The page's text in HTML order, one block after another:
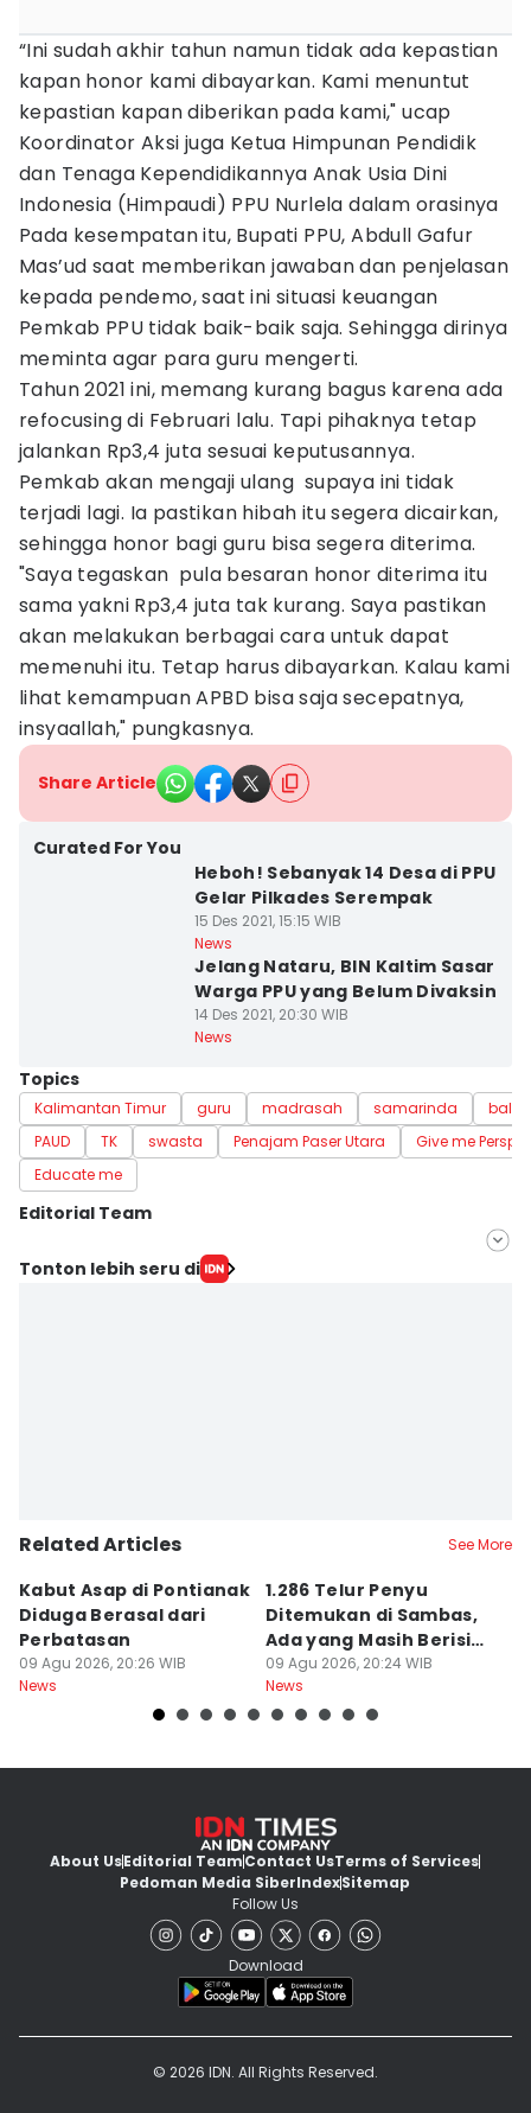
“Ini sudah akhir tahun namun tidak ada kepastian
kapan honor kami dibayarkan. Kami menuntut
kepastian kapan diberikan pada kami," ucap
Koordinator Aksi juga Ketua Himpunan Pendidik
dan Tenaga Kependidikannya Anak Usia Dini
Indonesia (Himpaudi) PPU Nurlela dalam orasinya
Pada kesempatan itu, Bupati PPU, Abdull Gafur
Mas’ud saat memberikan jawaban dan penjelasan
kepada pendemo, saat ini situasi keuangan
Pemkab PPU tidak baik-baik saja. Sehingga dirinya
meminta agar para guru mengerti.
Tahun 2021 ini, memang kurang bagus karena ada
refocusing di Februari lalu. Tapi pihaknya tetap
jalankan Rp3,4 juta sesuai keputusannya.
Pemkab akan mengaji ulang supaya ini tidak
terjadi lagi. Ia pastikan hibah itu segera dicairkan,
sehingga honor bagi guru bisa segera diterima.
"Saya tegaskan pula besaran honor diterima itu
sama yakni Rp3,4 juta tak kurang. Saya pastikan
akan melakukan berbagai cara untuk dapat
memenuhi itu. Tetap harus dibayarkan. Kalau kami
lihat kemampuan APBD bisa saja secepatnya,
insyaallah," pungkasnya.
Share Article
Curated For You
Heboh! Sebanyak 14 Desa di PPU
Gelar Pilkades Serempak
15 Des 2021, 15:15 WIB
News
Jelang Nataru, BIN Kaltim Sasar
Warga PPU yang Belum Divaksin
14 Des 2021, 20:30 WIB
News
Topics
Kalimantan Timur guru madrasah samarinda
PAUD
TK swasta Penajam Paser Utara
Give me
Educate me
Editorial Team
Editor
Tonton lebih seru di
Related Articles See More
Kabut Asap di Pontianak
Diduga Berasal dari
Perbatasan
09 Agu 2026, 20:26 WIB
News
1.286 Telur Penyu
Ditemukan di Sambas,
Ada yang Masih Berisi
Embrio
09 Agu 2026, 20:24 WIB
News
About UsEditorial TeamContact UsTerms of Services
Pedoman Media SiberIndexSitemap
Follow Us
Download
© 2026 IDN. All Rights Reserved.